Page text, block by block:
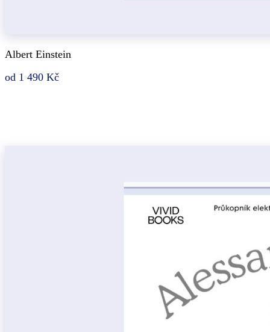
Albert Einstein
od 1 490 Kč